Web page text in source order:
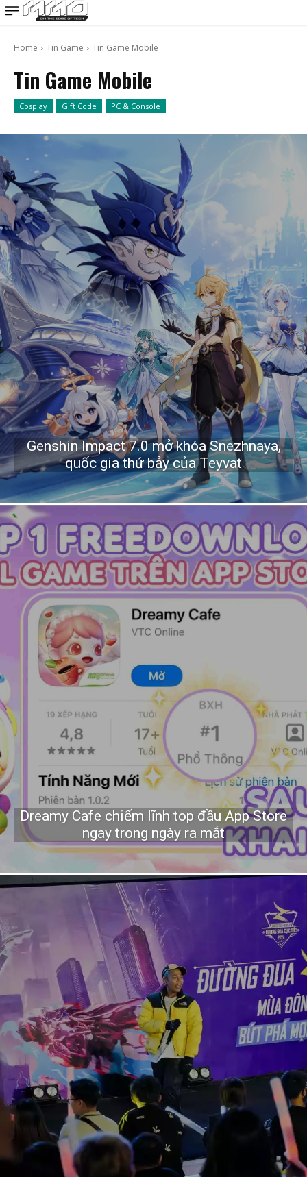
MMOSITE - Thông tin công nghệ
Bài viết nổi bật
Home Tin Game Tin Game Mobile
Tin Game Mobile
Cosplay Gift Code PC & Console
Genshin Impact 7.0 mở khóa Snezhnaya,
quốc gia thứ bảy của Teyvat
Dreamy Cafe chiếm lĩnh top đầu App Store
ngay trong ngày ra mắt